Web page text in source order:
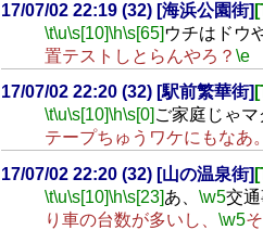
17/07/02 22:19 (32) [海浜公園街]
\t\u\s[10]\h\s[65] ウチはドウ
置テストしとらんやろ？ \e
17/07/02 22:20 (32) [駅前繁華街]
\t\u\s[10]\h\s[0] ご家庭じゃ
テープちゅうワケにもなあ。
17/07/02 22:20 (32) [山の温泉街]
\t\u\s[10]\h\s[23]あ、 \w5交通
り車の台数が多いし、 \w5